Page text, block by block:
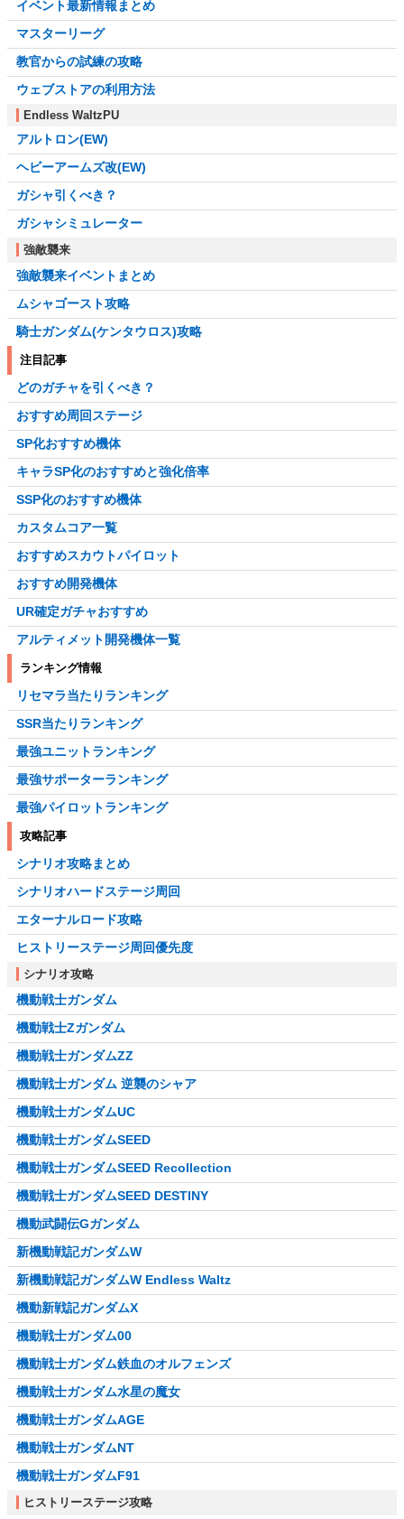
イベント最新情報まとめ
マスターリーグ
教官からの試練の攻略
ウェブストアの利用方法
Endless WaltzPU
アルトロン(EW)
ヘビーアームズ改(EW)
ガシャ引くべき？
ガシャシミュレーター
強敵襲来
強敵襲来イベントまとめ
ムシャゴースト攻略
騎士ガンダム(ケンタウロス)攻略
注目記事
どのガチャを引くべき？
おすすめ周回ステージ
SP化おすすめ機体
キャラSP化のおすすめと強化倍率
SSP化のおすすめ機体
カスタムコア一覧
おすすめスカウトパイロット
おすすめ開発機体
UR確定ガチャおすすめ
アルティメット開発機体一覧
ランキング情報
リセマラ当たりランキング
SSR当たりランキング
最強ユニットランキング
最強サポーターランキング
最強パイロットランキング
攻略記事
シナリオ攻略まとめ
シナリオハードステージ周回
エターナルロード攻略
ヒストリーステージ周回優先度
シナリオ攻略
機動戦士ガンダム
機動戦士Zガンダム
機動戦士ガンダムZZ
機動戦士ガンダム 逆襲のシャア
機動戦士ガンダムUC
機動戦士ガンダムSEED
機動戦士ガンダムSEED Recollection
機動戦士ガンダムSEED DESTINY
機動武闘伝Gガンダム
新機動戦記ガンダムW
新機動戦記ガンダムW Endless Waltz
機動新戦記ガンダムX
機動戦士ガンダム00
機動戦士ガンダム鉄血のオルフェンズ
機動戦士ガンダム水星の魔女
機動戦士ガンダムAGE
機動戦士ガンダムNT
機動戦士ガンダムF91
ヒストリーステージ攻略